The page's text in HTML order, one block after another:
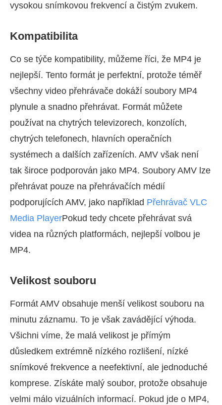
vysokou snímkovou frekvencí a čistým zvukem.
Kompatibilita
Co se týče kompatibility, můžeme říci, že MP4 je
nejlepší. Tento formát je perfektní, protože téměř
všechny video přehrávače dokáží soubory MP4
plynule a snadno přehrávat. Formát můžete
používat na chytrých televizorech, konzolích,
chytrých telefonech, hlavních operačních
systémech a dalších zařízeních. AMV však není
tak široce podporován jako MP4. Soubory AMV lze
přehrávat pouze na přehrávačích médií
podporujících AMV, jako například Přehrávač VLC
Media PlayerPokud tedy chcete přehrávat svá
videa na různých platformách, nejlepší volbou je
MP4.
Velikost souboru
Formát AMV obsahuje menší velikost souboru na
minutu záznamu. To je však zavádějící výhoda.
Všichni víme, že malá velikost je přímým
důsledkem extrémně nízkého rozlišení, nízké
snímkové frekvence a neefektivní, ale jednoduché
komprese. Získáte malý soubor, protože obsahuje
velmi málo vizuálních informací. Pokud jde o MP4,